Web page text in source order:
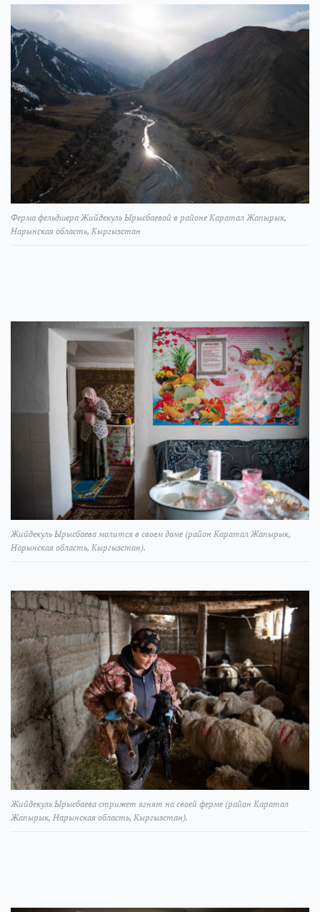
Ферма фельдшера Жийдекуль Ырысбаевой в районе Каратал Жапырык,
Нарынская область, Кыргызстан
Жийдекуль Ырысбаева молится в своем доме (район Каратал Жапырык,
Нарынская область, Кыргызстан).
Жийдекуль Ырысбаева стрижет ягнят на своей ферме (район Каратал
Жапырык, Нарынская область, Кыргызстан).